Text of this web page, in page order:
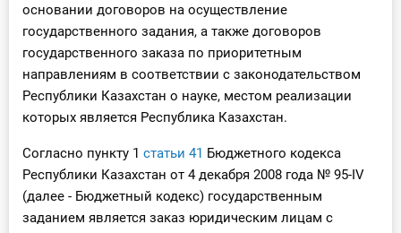
Обучение
Тарифы
Тестирование для
бухгалтера
основании договоров на осуществление
государственного задания, а также договоров
государственного заказа по приоритетным
направлениям в соответствии с законодательством
Республики Казахстан о науке, местом реализации
которых является Республика Казахстан.
Согласно пункту 1 статьи 41 Бюджетного кодекса
Республики Казахстан от 4 декабря 2008 года № 95-IV
(далее - Бюджетный кодекс) государственным
заданием является заказ юридическим лицам с